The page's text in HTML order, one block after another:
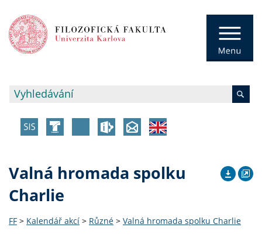
Valná hromada spolku
Charlie
FF > Kalendář akcí > Různé > Valná hromada spolku Charlie